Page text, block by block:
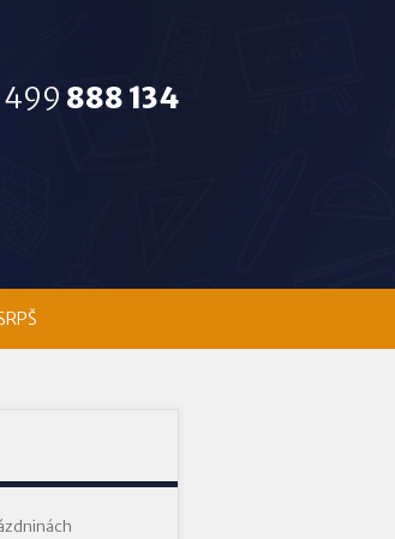
499 888 134